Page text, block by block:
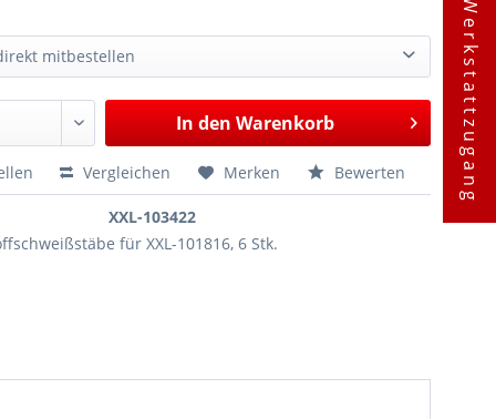
mitbestellen
Kfz Spezialwerkzeug zur Reparatur von Kunststoff Teilen Reparatur Satz 85,00 €*
In den Warenkorb
Vergleichen Merken Bewerten
XXL-103422
für XXL-101816, 6 Stk.
Werkstattzugang